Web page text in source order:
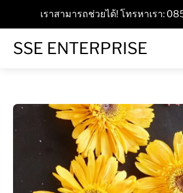
content
เราสามารถช่วยได้! โทรหาเรา:
SSE ENTERPRISE